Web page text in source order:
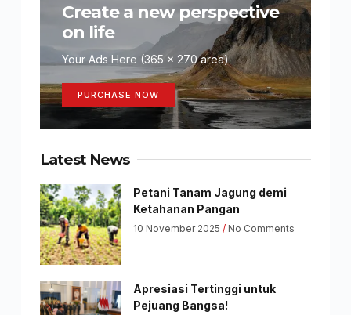
Create a new perspective
on life
Your Ads Here (365 x 270 area)
PURCHASE NOW
Latest News
Petani Tanam Jagung demi
Ketahanan Pangan
10 November 2025 No Comments
Apresiasi Tertinggi untuk
Pejuang Bangsa!